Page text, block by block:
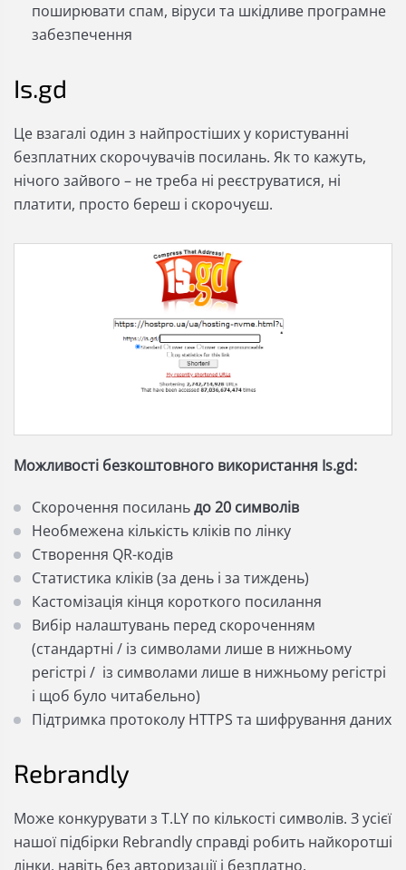
поширювати спам, віруси та шкідливе програмне
забезпечення
Is.gd
Це взагалі один з найпростіших у користуванні
безплатних скорочувачів посилань. Як то кажуть,
нічого зайвого – не треба ні реєструватися, ні
платити, просто береш і скорочуєш.
Можливості безкоштовного використання Is.gd:
Скорочення посиланьдо 20 символів
Необмежена кількість кліків по лінку
Створення QR-кодів
Статистика кліків (за день і за тиждень)
Кастомізація кінця короткого посилання
Вибір налаштувань перед скороченням
(стандартні / із символами лише в нижньому
регістрі / із символами лише в нижньому регістрі
і щоб було читабельно)
Підтримка протоколу HTTPS та шифрування даних
Rebrandly
Може конкурувати з T.LY по кількості символів. З усієї
нашої підбірки Rebrandly справді робить найкоротші
лінки, навіть без авторизації і безплатно.